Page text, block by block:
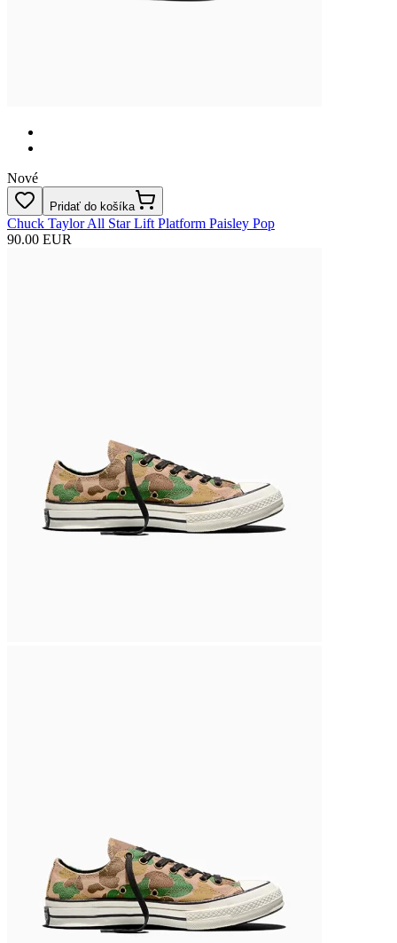
Nové
Pridať do košíka
Chuck Taylor All Star Lift Platform Paisley Pop
90.00 EUR